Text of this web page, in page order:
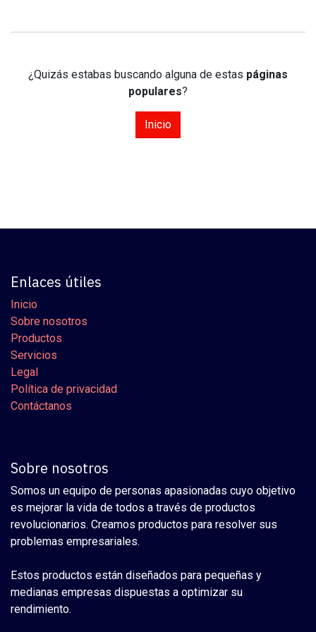
¿Quizás estabas buscando alguna de estas páginas
populares?
Inicio
Enlaces útiles
Inicio
Sobre nosotros
Productos
Servicios
Legal
Política de privacidad
Contáctanos
Sobre nosotros
Somos un equipo de personas apasionadas cuyo objetivo
es mejorar la vida de todos a través de productos
revolucionarios. Creamos productos para resolver sus
problemas empresariales.
Estos productos están diseñados para pequeñas y
medianas empresas dispuestas a optimizar su
rendimiento.